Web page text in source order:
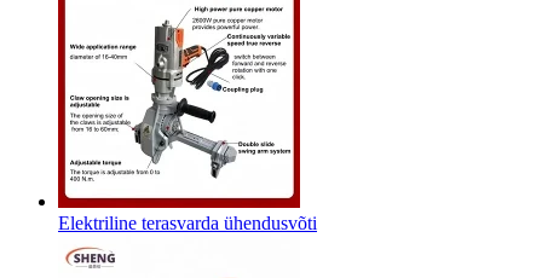
Elektriline terasvarda ühendusvõti